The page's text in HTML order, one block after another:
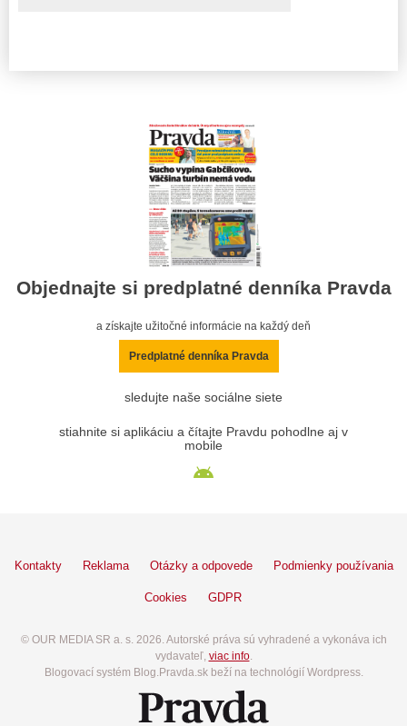
Objednajte si predplatné denníka Pravda
a získajte užitočné informácie na každý deň
Predplatné denníka Pravda
sledujte naše sociálne siete
stiahnite si aplikáciu a čítajte Pravdu pohodlne aj v
mobile
Kontakty Reklama Otázky a odpovede Podmienky používania
Cookies GDPR
© OUR MEDIA SR a. s. 2026. Autorské práva sú vyhradené a vykonáva ich
vydavateľ, viac info.
Blogovací systém Blog.Pravda.sk beží na technológií Wordpress.